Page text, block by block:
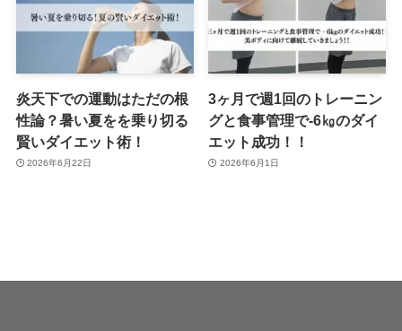
炎天下での運動はただの根
性論？暑い夏をを乗り切る
賢いダイエット術！
2026年6月22日
3ヶ月で週1回のトレーニン
グと食事管理で-6㎏のダイ
エット成功！！
2026年6月1日